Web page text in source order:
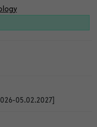
05.02.2027]